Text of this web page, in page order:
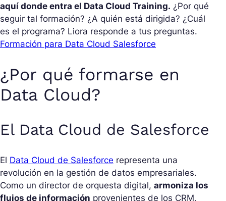
aquí donde entra el Data Cloud Training. ¿Por qué
seguir tal formación? ¿A quién está dirigida? ¿Cuál
es el programa? Liora responde a tus preguntas.
Formación para Data Cloud Salesforce
¿Por qué formarse en
Data Cloud?
El Data Cloud de Salesforce
El Data Cloud de Salesforce representa una
revolución en la gestión de datos empresariales.
Como un director de orquesta digital, armoniza los
flujos de información provenientes de los CRM,